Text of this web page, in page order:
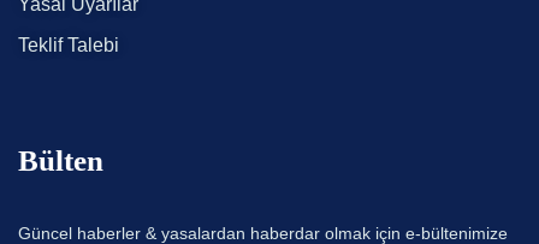
Teklif Talebi
Bülten
Güncel haberler & yasalardan haberdar olmak için e-bültenimize